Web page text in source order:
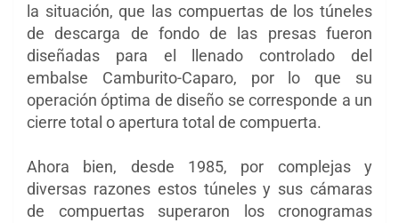
la situación, que las compuertas de los túneles
de descarga de fondo de las presas fueron
diseñadas para el llenado controlado del
embalse Camburito-Caparo, por lo que su
operación óptima de diseño se corresponde a un
cierre total o apertura total de compuerta.
Ahora bien, desde 1985, por complejas y
diversas razones estos túneles y sus cámaras
de compuertas superaron los cronogramas